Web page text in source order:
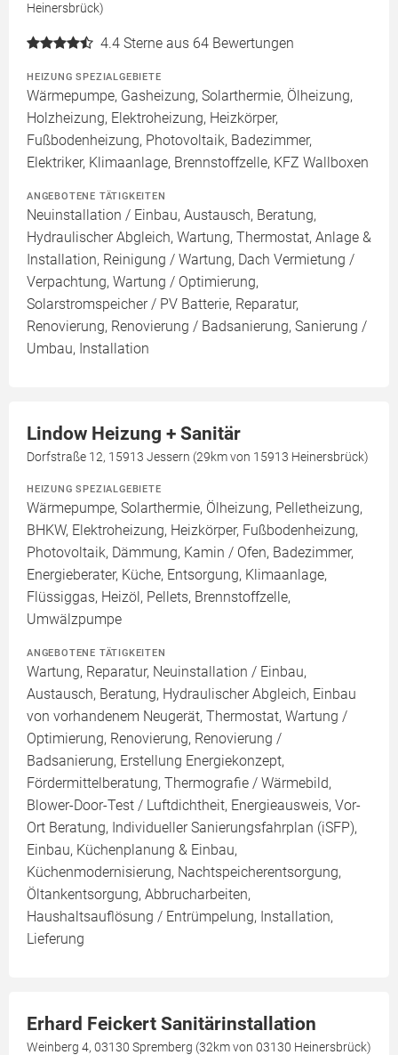
Heinersbrück)
4.4 Sterne aus 64 Bewertungen
HEIZUNG SPEZIALGEBIETE
Wärmepumpe, Gasheizung, Solarthermie, Ölheizung,
Holzheizung, Elektroheizung, Heizkörper,
Fußbodenheizung, Photovoltaik, Badezimmer,
Elektriker, Klimaanlage, Brennstoffzelle, KFZ Wallboxen
ANGEBOTENE TÄTIGKEITEN
Neuinstallation / Einbau, Austausch, Beratung,
Hydraulischer Abgleich, Wartung, Thermostat, Anlage &
Installation, Reinigung / Wartung, Dach Vermietung /
Verpachtung, Wartung / Optimierung,
Solarstromspeicher / PV Batterie, Reparatur,
Renovierung, Renovierung / Badsanierung, Sanierung /
Umbau, Installation
Lindow Heizung + Sanitär
Dorfstraße 12, 15913 Jessern (29km von 15913 Heinersbrück)
HEIZUNG SPEZIALGEBIETE
Wärmepumpe, Solarthermie, Ölheizung, Pelletheizung,
BHKW, Elektroheizung, Heizkörper, Fußbodenheizung,
Photovoltaik, Dämmung, Kamin / Ofen, Badezimmer,
Energieberater, Küche, Entsorgung, Klimaanlage,
Flüssiggas, Heizöl, Pellets, Brennstoffzelle,
Umwälzpumpe
ANGEBOTENE TÄTIGKEITEN
Wartung, Reparatur, Neuinstallation / Einbau,
Austausch, Beratung, Hydraulischer Abgleich, Einbau
von vorhandenem Neugerät, Thermostat, Wartung /
Optimierung, Renovierung, Renovierung /
Badsanierung, Erstellung Energiekonzept,
Fördermittelberatung, Thermografie / Wärmebild,
Blower-Door-Test / Luftdichtheit, Energieausweis, Vor-
Ort Beratung, Individueller Sanierungsfahrplan (iSFP),
Einbau, Küchenplanung & Einbau,
Küchenmodernisierung, Nachtspeicherentsorgung,
Öltankentsorgung, Abbrucharbeiten,
Haushaltsauflösung / Entrümpelung, Installation,
Lieferung
Erhard Feickert Sanitärinstallation
Weinberg 4, 03130 Spremberg (32km von 03130 Heinersbrück)